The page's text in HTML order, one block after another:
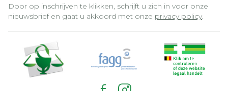
Door op inschrijven te klikken, schrijft u zich in voor onze
nieuwsbrief en gaat u akkoord met onze privacy policy.